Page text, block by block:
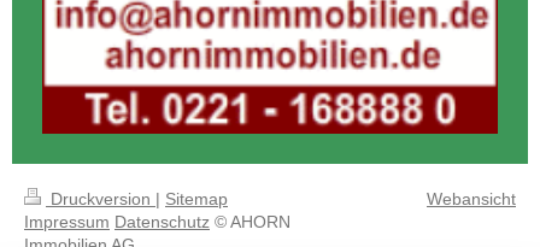
Druckversion | Sitemap
Impressum Datenschutz © AHORN
Webansicht